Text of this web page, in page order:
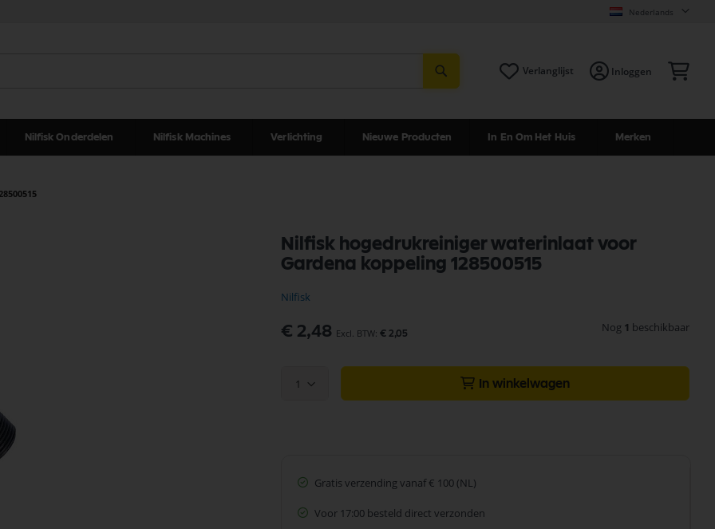
Nederlands
Verlanglijst Inloggen
Nilfisk Onderdelen Nilfisk Machines Verlichting Nieuwe Producten In En Om Het Huis Merken
Nilfisk hogedrukreiniger waterinlaat voor
Gardena koppeling 128500515
Nilfisk
€ 2,48 € 2,05 Nog 1 beschikbaar
1 In winkelwagen
Gratis verzending vanaf € 100 (NL)
Voor 17:00 besteld direct verzonden